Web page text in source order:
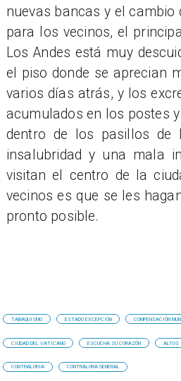
nuevas bancas y el
para los vecinos, el
Los Andes está muy
el piso donde se aprecian
varios días atrás, y los
acumulados en los postes
dentro de los pasillos de
insalubridad y una mala
visitan el centro de la
vecinos es que se les
pronto posible.
TABAQUISMO ESTADO EXCEPCIÓN COMPENSACIÓN
CIUDAD DEL VATICANO ESCUCHA SU CORAZÓN ALTOS
CONTRALORIA CONTRALORA GENERAL